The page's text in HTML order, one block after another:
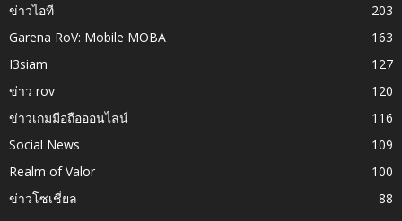
ข่าวไอที
203
Garena RoV: Mobile MOBA
163
I3siam
127
ข่าว rov
120
ข่าวเกมมือถือออนไลน์
116
Social News
109
Realm of Valor
100
ข่าวโซเชี่ยล
88